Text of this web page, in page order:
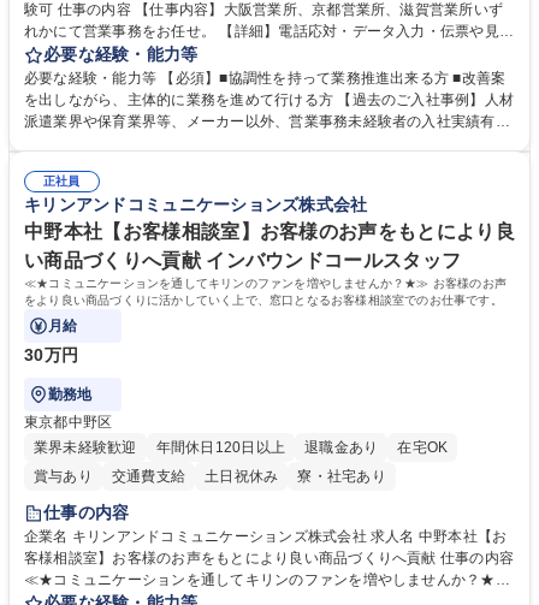
験可 仕事の内容 【仕事内容】大阪営業所、京都営業所、滋賀営業所いず
れかにて営業事務をお任せ。 【詳細】電話応対・データ入力・伝票や見積
の作成・カタログ送付・来客対応・営業所内で発生する事務業務や業務改
善をお任せ。 【教育制度】ご入社後、育成担当とペアになりながらOJTに
て業務を覚えていただくことが可能です。業務システムがきちんと構築さ
れているため、スムーズに仕事に慣れることができる環境です。また、
募集職種 【大阪・京都・滋賀】営業事務 ※未経験可
必要な経験・能力等
必要な経験・能力等 【必須】■協調性を持って業務推進出来る方 ■改善案
を出しながら、主体的に業務を進めて行ける方 【過去のご入社事例】人材
派遣業界や保育業界等、メーカー以外、営業事務未経験者の入社実績有
えて、お客様や社員の状況に合わせ、能動的なサポート、改善の動きも期
待され。組織を支えるスペシャリストとして、チームに貢献し、結果的に
社員から頼られる存在になることができます。平均19:30の退勤以降の業
務の持ち帰りも禁止されており、メリハリのある働き方となります。 学
歴・資格 学歴：大学院 大学 高専 短大 語学力： 資格：
正社員
キリンアンドコミュニケーションズ株式会社
中野本社【お客様相談室】お客様のお声をもとにより良
い商品づくりへ貢献 インバウンドコールスタッフ
≪★コミュニケーションを通してキリンのファンを増やしませんか？★≫ お客様のお声
をより良い商品づくりに活かしていく上で、窓口となるお客様相談室でのお仕事です。
月給
30万円
勤務地
東京都中野区
業界未経験歓迎
年間休日120日以上 退職金あり
在宅OK
賞与あり
交通費支給 土日祝休み 寮・社宅あり
仕事の内容
企業名 キリンアンドコミュニケーションズ株式会社 求人名 中野本社【お
客様相談室】お客様のお声をもとにより良い商品づくりへ貢献 仕事の内容
≪★コミュニケーションを通してキリンのファンを増やしませんか？★≫
お客様のお声をより良い商品づくりに活かしていく上で、窓口となるお客